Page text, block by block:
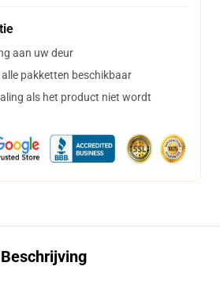
aan uw deur
pakketten beschikbaar
als het product niet wordt
Beschrijving